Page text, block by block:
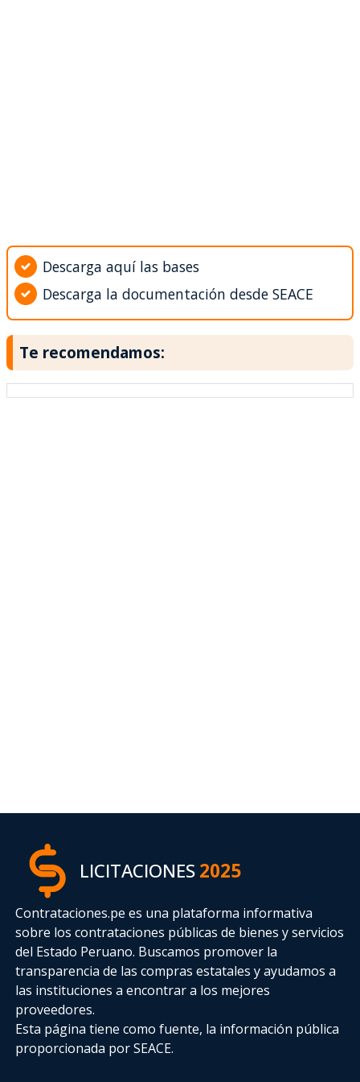
Descarga aquí las bases
Descarga la documentación desde SEACE
Te recomendamos:
LICITACIONES2025
Contrataciones.pe es una plataforma informativa
sobre los contrataciones públicas de bienes y servicios
del Estado Peruano. Buscamos promover la
transparencia de las compras estatalesy ayudamos a
las instituciones a encontrar a los mejores
proveedores.
Esta página tiene como fuente, la información pública
proporcionada por SEACE.